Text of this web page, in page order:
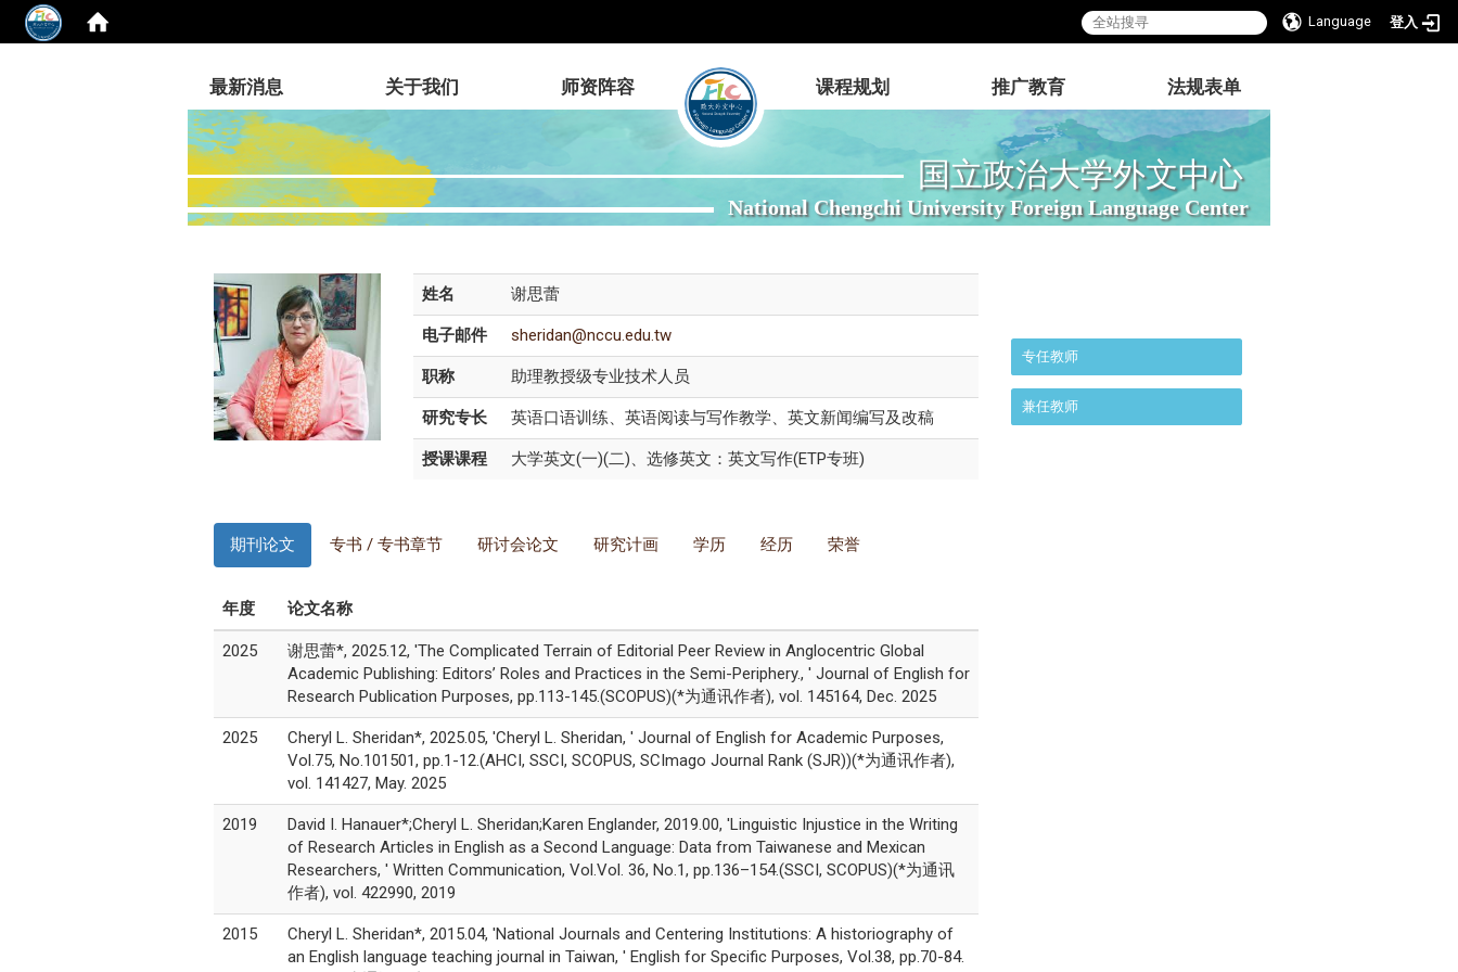
Language 登入
国立政治大学外文中心
National Chengchi University Foreign Language Center
最新消息 关于我们 师资阵容 课程规划 推广教育 法规表单
姓名 谢思蕾
电子邮件 sheridan@nccu.edu.tw
职称 助理教授级专业技术人员
研究专长 英语口语训练、英语阅读与写作教学、英文新闻编写及改稿
授课课程 大学英文(一)(二)、选修英文：英文写作(ETP专班)
期刊论文 专书 / 专书章节 研讨会论文 研究计画 学历 经历 荣誉
年度 论文名称
2025
谢思蕾*, 2025.12, 'The Complicated Terrain of Editorial Peer Review in Anglocentric Global
Academic Publishing: Editors’ Roles and Practices in the Semi-Periphery., ' Journal of English for
Research Publication Purposes, pp.113-145.(SCOPUS)(*为通讯作者), vol. 145164, Dec. 2025
2025
Cheryl L. Sheridan*, 2025.05, 'Cheryl L. Sheridan, ' Journal of English for Academic Purposes,
Vol.75, No.101501, pp.1-12.(AHCI, SSCI, SCOPUS, SCImago Journal Rank (SJR))(*为通讯作者),
vol. 141427, May. 2025
2019
David I. Hanauer*;Cheryl L. Sheridan;Karen Englander, 2019.00, 'Linguistic Injustice in the Writing
of Research Articles in English as a Second Language: Data from Taiwanese and Mexican
Researchers, ' Written Communication, Vol.Vol. 36, No.1, pp.136–154.(SSCI, SCOPUS)(*为通讯
作者), vol. 422990, 2019
2015
Cheryl L. Sheridan*, 2015.04, 'National Journals and Centering Institutions: A historiography of
an English language teaching journal in Taiwan, ' English for Specific Purposes, Vol.38, pp.70-84.
专任教师
兼任教师